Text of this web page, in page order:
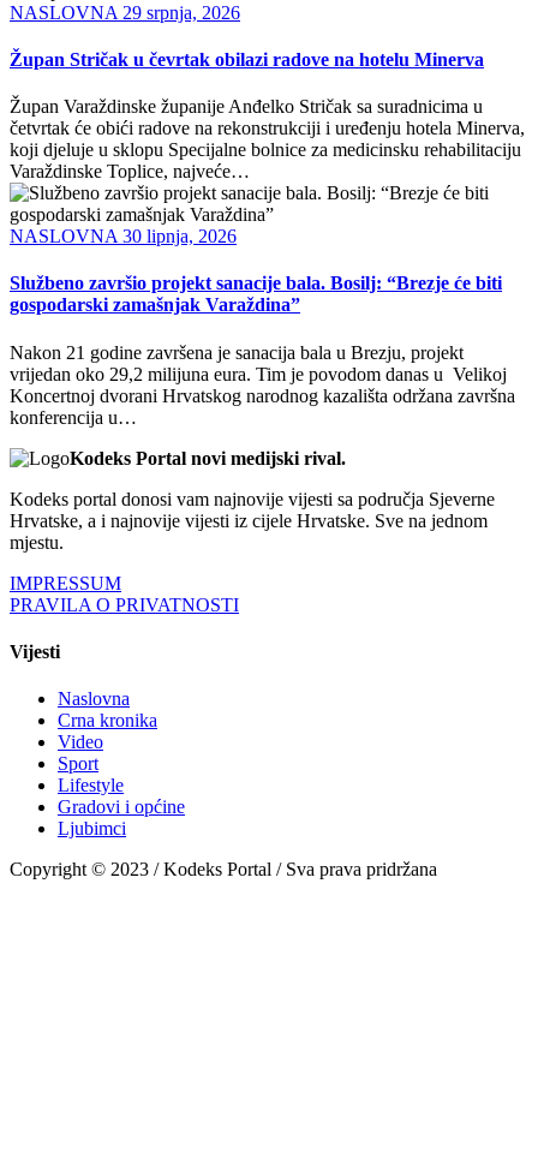
NASLOVNA 29 srpnja, 2026
Župan Stričak u čevrtak obilazi radove na hotelu Minerva
Župan Varaždinske županije Anđelko Stričak sa suradnicima u
četvrtak će obići radove na rekonstrukciji i uređenju hotela Minerva,
koji djeluje u sklopu Specijalne bolnice za medicinsku rehabilitaciju
Varaždinske Toplice, najveće…
NASLOVNA 30 lipnja, 2026
Službeno završio projekt sanacije bala. Bosilj: “Brezje će biti
gospodarski zamašnjak Varaždina”
Nakon 21 godine završena je sanacija bala u Brezju, projekt
vrijedan oko 29,2 milijuna eura. Tim je povodom danas u Velikoj
Koncertnoj dvorani Hrvatskog narodnog kazališta održana završna
konferencija u…
Kodeks Portal novi medijski rival.
Kodeks portal donosi vam najnovije vijesti sa područja Sjeverne
Hrvatske, a i najnovije vijesti iz cijele Hrvatske. Sve na jednom
mjestu.
IMPRESSUM
PRAVILA O PRIVATNOSTI
Vijesti
Naslovna
Crna kronika
Video
Sport
Lifestyle
Gradovi i općine
Ljubimci
Copyright © 2023 / Kodeks Portal / Sva prava pridržana